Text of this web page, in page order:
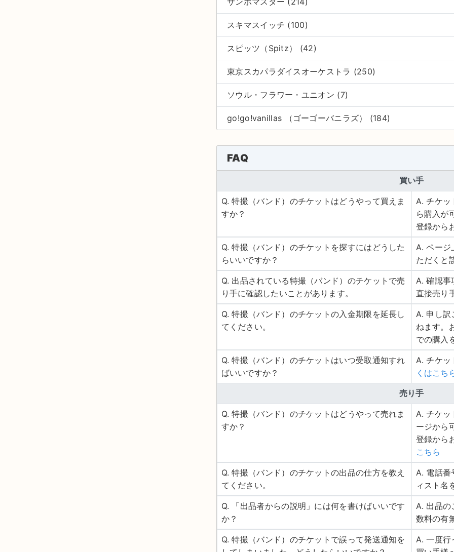
スキマスイッチ (100)
スピッツ（Spitz） (42)
東京スカパラダイスオーケストラ (250)
ソウル・フラワー・ユニオン (7)
go!go!vanillas （ゴーゴーバニラズ） (184)
FAQ
買い手
Q. 特撮（バンド）のチケットはどうやって買えま
すか？
A. チケッ
ら購入が
登録から
Q. 特撮（バンド）のチケットを探すにはどうした
らいいですか？
A. ページ
ただくと
Q. 出品されている特撮（バンド）のチケットで売
り手に確認したいことがあります。
A. 確認事
直接売り
Q. 特撮（バンド）のチケットの入金期限を延長し
てください。
A. 申し訳
ねます。
での購入
Q. 特撮（バンド）のチケットはいつ受取通知すれ
ばいいですか？
A. チケッ
くはこち
売り手
Q. 特撮（バンド）のチケットはどうやって売れま
すか？
A. チケッ
ージから
登録から
こちら
Q. 特撮（バンド）のチケットの出品の仕方を教え
てください。
A. 電話番
ィスト名
Q. 「出品者からの説明」には何を書けばいいです
か？
A. 出品の
数料の有
Q. 特撮（バンド）のチケットで誤って発送通知を
A. 一度行